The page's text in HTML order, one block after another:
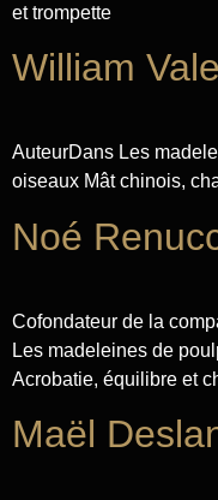
et trompette
William
AuteurDans Les
oiseaux Mât chinois,
Noé
Cofondateur de la
Les madeleines de
Acrobatie, équilibre et
Maël